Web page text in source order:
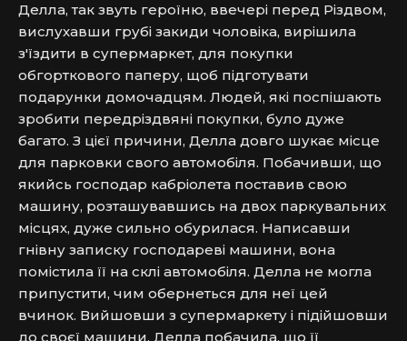
Делла, так звуть героїню, ввечері перед Різдвом,
вислухавши грубі закиди чоловіка, вирішила
з'їздити в супермаркет, для покупки
обгорткового паперу, щоб підготувати
подарунки домочадцям. Людей, які поспішають
зробити передріздвяні покупки, було дуже
багато. З цієї причини, Делла довго шукає місце
для парковки свого автомобіля. Побачивши, що
якийсь господар кабріолета поставив свою
машину, розташувавшись на двох паркувальних
місцях, дуже сильно обурилася. Написавши
гнівну записку господареві машини, вона
помістила її на склі автомобіля. Делла не могла
припустити, чим обернеться для неї цей
вчинок. Вийшовши з супермаркету і підійшовши
до своєї машини, Делла побачила, що її